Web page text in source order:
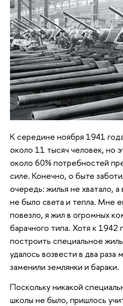
К середине ноября 1941
около 11 тысяч человек, но
около 60% потребностей
силе. Конечно, о быте
очередь: жилья не хватало,
не было света и тепла. Мне
повезло, я жил в огромных
барачного типа. Хотя к 1942
построить специальное
удалось возвести в два раза
заменили землянки и бараки.
Поскольку никакой
школы не было, пришлось